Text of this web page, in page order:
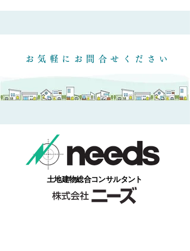
​お気軽にお問合せください
​土地建物総合コンサルタント